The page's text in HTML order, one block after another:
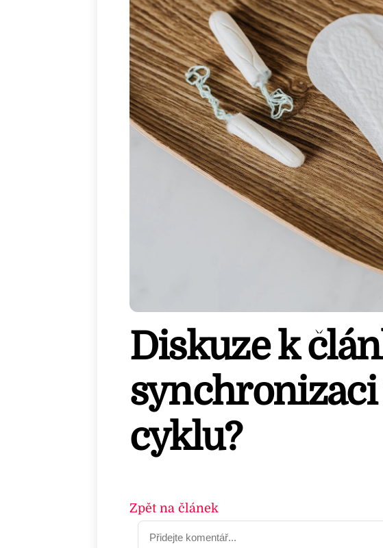
Diskuze k
synchronizaci
cyklu?
Zpět na článek